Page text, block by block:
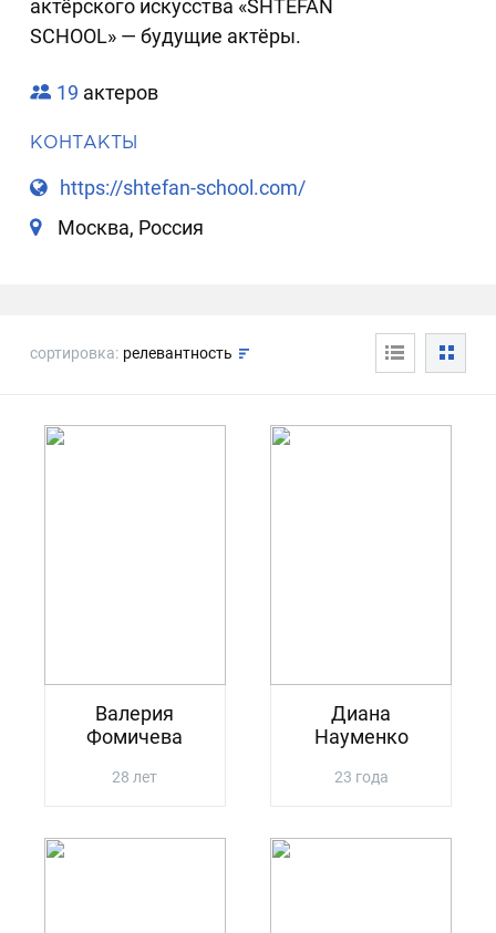
актёрского искусства «SHTEFAN
SCHOOL» — будущие актёры.
19 актеров
КОНТАКТЫ
https://shtefan-school.com/
Москва, Россия
сортировка: релевантность
Валерия
Фомичева
28 лет
Диана
Науменко
23 года